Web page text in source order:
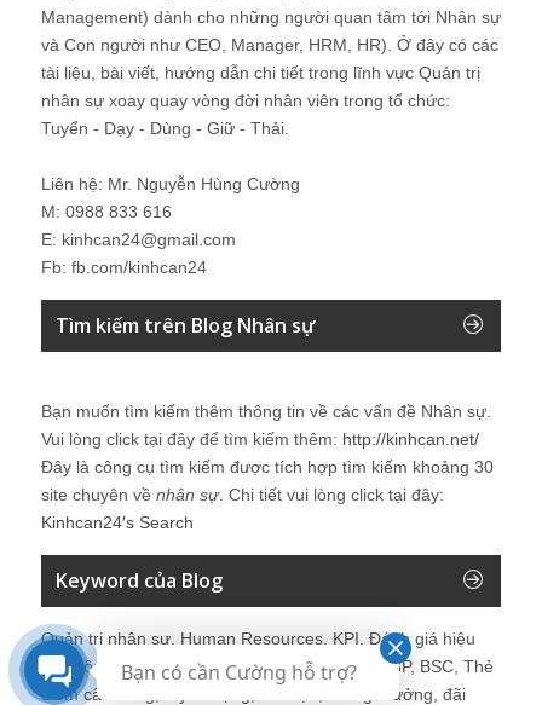
Management) dành cho những người quan tâm tới Nhân sự
và Con người như CEO, Manager, HRM, HR). Ở đây có các
tài liệu, bài viết, hướng dẫn chi tiết trong lĩnh vực Quản trị
nhân sự xoay quay vòng đời nhân viên trong tổ chức:
Tuyển - Dạy - Dùng - Giữ - Thải.
Liên hệ: Mr. Nguyễn Hùng Cường
M: 0988 833 616
E: kinhcan24@gmail.com
Fb: fb.com/kinhcan24
Tìm kiếm trên Blog Nhân sự
Bạn muốn tìm kiếm thêm thông tin về các vấn đề Nhân sự
Vui lòng click tại đây để tìm kiếm thêm: http://kinhcan.net/
Đây là công cụ tìm kiếm được tích hợp tìm kiếm khoảng 30
site chuyên về nhân sự. Chi tiết vui lòng click tại đây:
Kinhcan24′s Search
Keyword của Blog
Quản trị nhân sự, Human Resources, KPI, Đánh giá hiệu
quả công việc, chính sách lương, CnB, lương 3P, BSC, Thẻ
điểm cân bằng, tuyển dụng, đào tạo, lương thưởng, đãi
Bạn có cần Cường hỗ trợ?